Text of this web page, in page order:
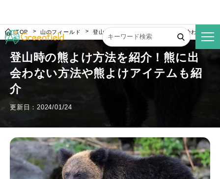
TOP 山のフィールド 登山時の熊よけ方法を紹介！熊に出会わない方
登山時の熊よけ方法を紹介！熊に出
会わない方法や熊よけアイテムも紹
介
更新日：2024/01/24